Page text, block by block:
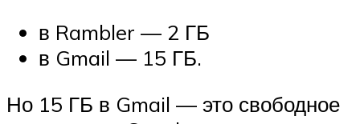
в Rambler — 2 ГБ
в Gmail — 15 ГБ.
Но 15 ГБ в Gmail — это свободное